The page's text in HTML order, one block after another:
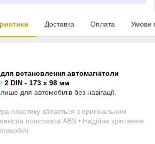
Доставка Оплата Умови
встановлення автомагнітоли
2 DIN - 173 x 98 мм
для автомобілів без навігації.
пластику збігається з оригінальним
пластмаса ABS • Надійне кріплення